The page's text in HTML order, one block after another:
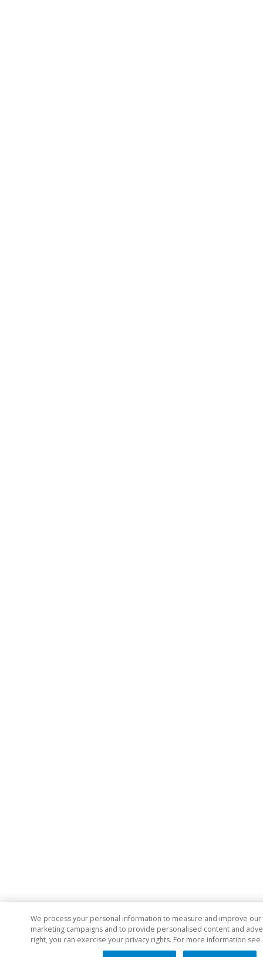
We process your personal information to measure and improve
marketing campaigns and to provide personalised content and
right, you can exercise your privacy rights. For more information